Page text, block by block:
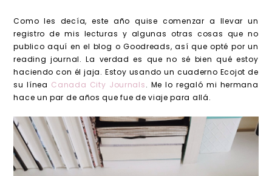
Como les decía, este año quise comenzar a llevar un
registro de mis lecturas y algunas otras cosas que no
publico aquí en el blog o Goodreads, así que opté por un
reading journal. La verdad es que no sé bien qué estoy
haciendo con él jaja. Estoy usando un cuaderno Ecojot de
su línea Canada City Journals. Me lo regaló mi hermana
hace un par de años que fue de viaje para allá.